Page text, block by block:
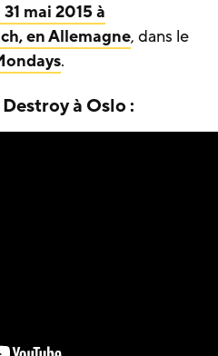
mai 2015 à
en Allemagne, dans le
.
à Oslo :